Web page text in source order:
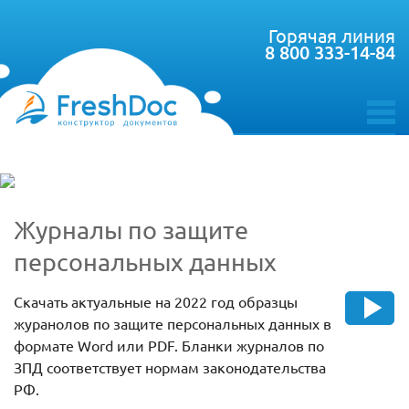
toggle
Горячая линия
8 800 333-14-84
Журналы по защите
персональных данных
Скачать актуальные на 2022 год образцы
журанолов по защите персональных данных в
формате Word или PDF. Бланки журналов по
ЗПД соответствует нормам законодательства
РФ.